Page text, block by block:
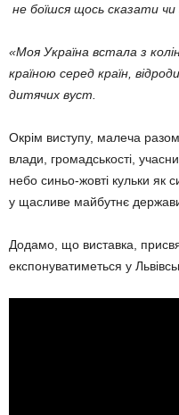
не боїшся щось сказати
«Моя Україна встала з
країною серед країн,
дитячих вуст.
Окрім виступу, малеча
влади, громадськості,
небо синьо-жовті кульки як
у щасливе майбутнє
Додамо, що виставка,
експонуватиметься у